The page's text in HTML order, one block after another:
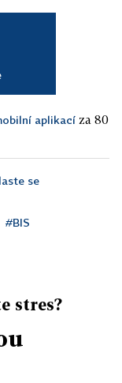
aplikací za 80
se
#BIS
stres?